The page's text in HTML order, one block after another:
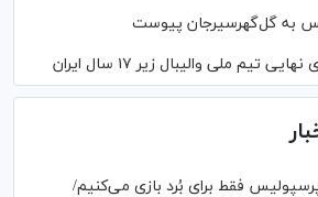
به گل‌گهرسیرجان پیوست
فقط برای بُرد بازی می‌کنیم/